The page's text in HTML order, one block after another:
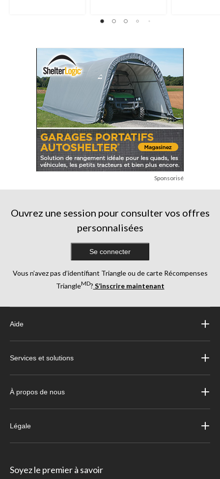
Sponsorisé
Ouvrez une session pour consulter vos offres
personnalisées
Se connecter
Vous n’avez pas d’identifiant Triangle ou de carte Récompenses
TriangleMD? S’inscrire maintenant
Aide
Services et solutions
À propos de nous
Légale
Soyez le premier à savoir